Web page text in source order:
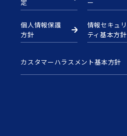
定 ー
個人情報保護
方針
情報セキュリ
ティ基本方針
カスタマーハラスメント基本方針